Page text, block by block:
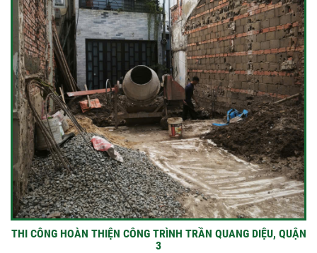
THI CÔNG HOÀN THIỆN CÔNG TRÌNH TRẦN QUANG DIỆU, QUẬN
3